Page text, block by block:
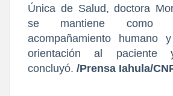
Única de Salud, doctora
se mantiene como
acompañamiento humano
orientación al paciente
concluyó. /Prensa Iahula/